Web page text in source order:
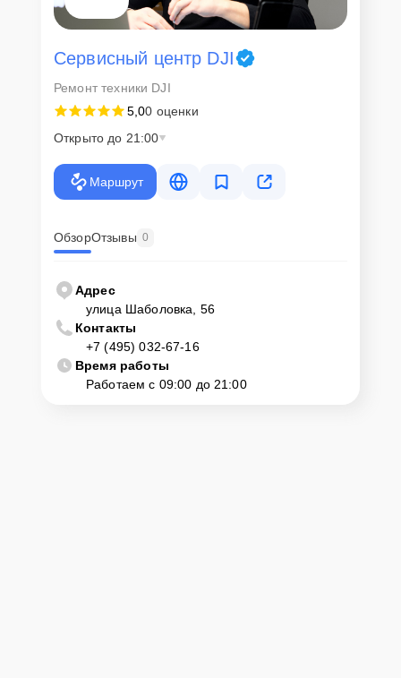
Сервисный центр DJI
Ремонт техники DJI
5,00 оценки
Открыто до 21:00
Маршрут
ОбзорОтзывы 0
Адрес
улица Шаболовка, 56
Контакты
+7 (495) 032-67-16
Время работы
Работаем с 09:00 до 21:00